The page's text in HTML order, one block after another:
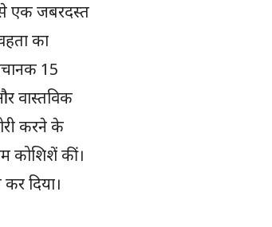
से एक जबरदस्त
का
15
वास्तविक
करने के
कोशिशें कीं।
दिया।